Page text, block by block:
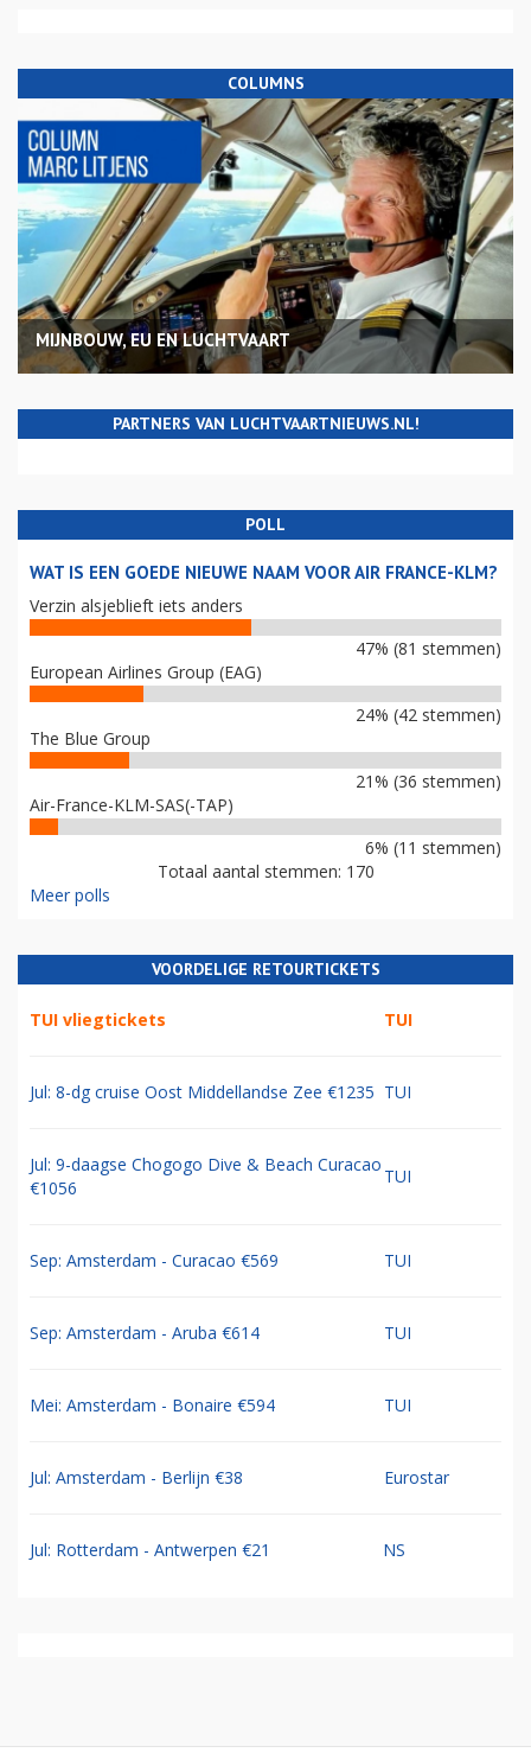
COLUMNS
MIJNBOUW, EU EN LUCHTVAART
PARTNERS VAN LUCHTVAARTNIEUWS.NL!
POLL
WAT IS EEN GOEDE NIEUWE NAAM VOOR AIR FRANCE-KLM?
Verzin alsjeblieft iets anders
47% (81 stemmen)
European Airlines Group (EAG)
24% (42 stemmen)
The Blue Group
21% (36 stemmen)
Air-France-KLM-SAS(-TAP)
6% (11 stemmen)
Totaal aantal stemmen: 170
Meer polls
VOORDELIGE RETOURTICKETS
TUI vliegtickets TUI
Jul: 8-dg cruise Oost Middellandse Zee €1235 TUI
Jul: 9-daagse Chogogo Dive & Beach Curacao
€1056
TUI
Sep: Amsterdam - Curacao €569 TUI
Sep: Amsterdam - Aruba €614 TUI
Mei: Amsterdam - Bonaire €594 TUI
Jul: Amsterdam - Berlijn €38 Eurostar
Jul: Rotterdam - Antwerpen €21 NS